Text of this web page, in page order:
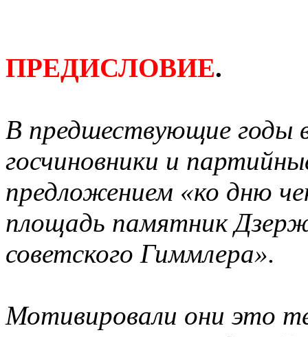
ПРЕДИСЛОВИЕ.
В предшествующие годы
госчиновники и
предложением «ко дню
площадь памятник
советского Гиммлера».
Мотивировали они это